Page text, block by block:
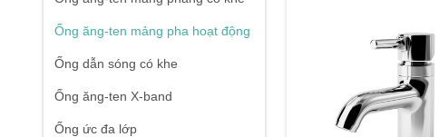
Ống ăng-ten mảng pha hoạt động
Ống dẫn sóng có khe
Ống ăng-ten X-band
Ống ức đa lớp